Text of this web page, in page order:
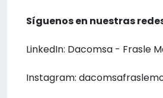
Síguenos en nuestras
LinkedIn: Dacomsa - Frasle
Instagram: